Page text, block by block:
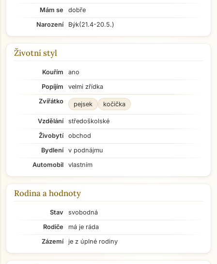
Mám se
dobře
Narození
Býk(21.4-20.5.)
Životní styl
Kouřím
ano
Popíjím
velmi zřídka
Zvířátko
pejsek kočička
Vzdělání
středoškolské
Živobytí
obchod
Bydlení
v podnájmu
Automobil
vlastním
Rodina a hodnoty
Stav
svobodná
Rodiče
má je ráda
Zázemí
je z úplné rodiny